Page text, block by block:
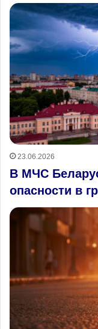
23.06.2026
В МЧС
опасности в